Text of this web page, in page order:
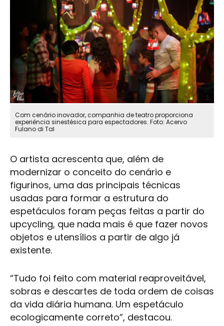
Com cenário inovador, companhia de teatro proporciona
experiência sinestésica para espectadores. Foto: Acervo
Fulano di Tal
O artista acrescenta que, além de
modernizar o conceito do cenário e
figurinos, uma das principais técnicas
usadas para formar a estrutura do
espetáculos foram peças feitas a partir do
upcycling, que nada mais é que fazer novos
objetos e utensílios a partir de algo já
existente.
“Tudo foi feito com material reaproveitável,
sobras e descartes de toda ordem de coisas
da vida diária humana. Um espetáculo
ecologicamente correto”, destacou.